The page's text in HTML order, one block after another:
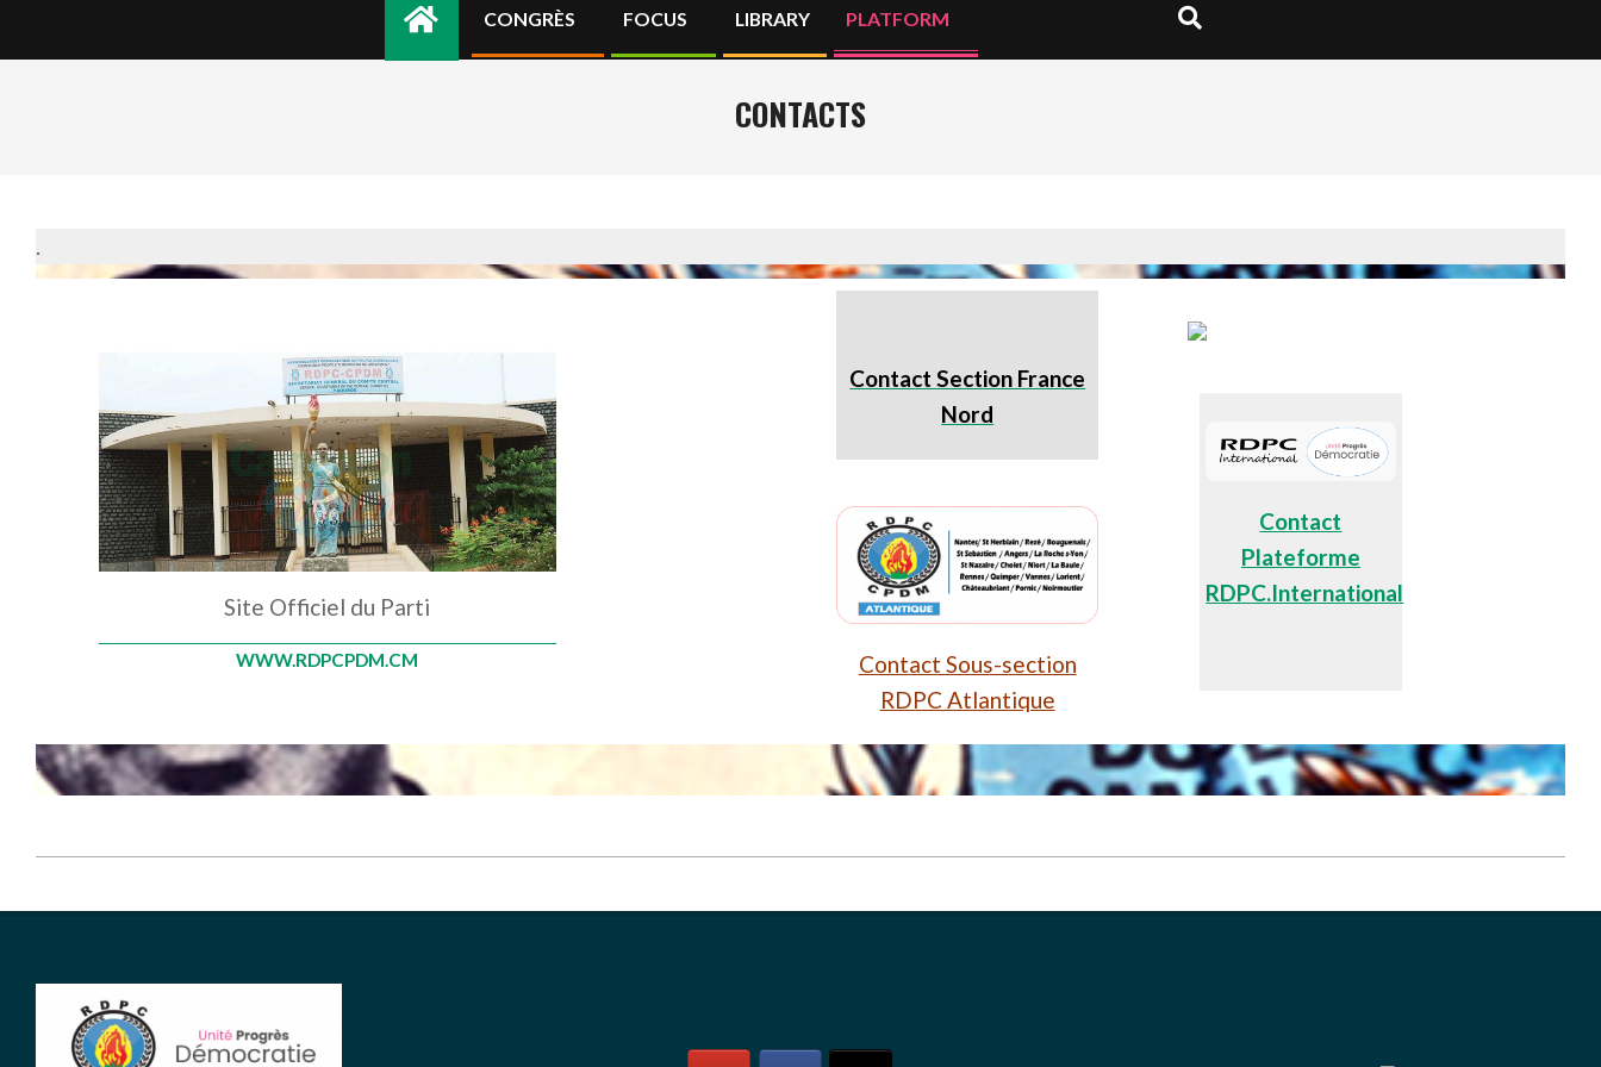
Primary
Navigation
CONGRÈS FOCUS LIBRARY PLATFORM Search
CONTACTS
.
Site Officiel du Parti
WWW.RDPCPDM.CM
Contact Section France
Nord
Contact Sous-section
RDPC Atlantique
Contact
Plateforme
RDPC.International
.